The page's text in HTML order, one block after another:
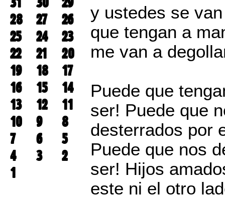
28
27
26
25
24
23
22
21
20
19
18
17
16
15
14
13
12
11
10
9
8
7
6
5
4
3
2
1
y ustedes se
que tengan a
me van a
Puede que
ser! Puede que
desterrados por
Puede que nos
ser! Hijos
este ni el otro